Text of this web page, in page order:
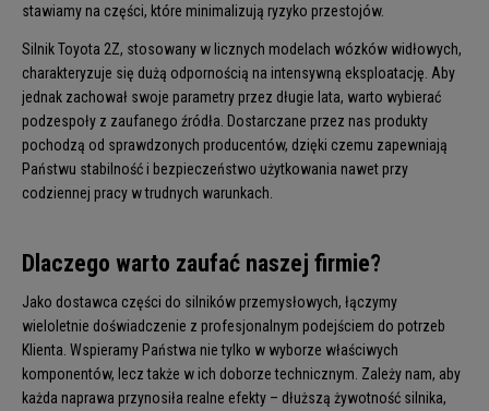
stawiamy na części, które minimalizują ryzyko przestojów.
Silnik Toyota 2Z, stosowany w licznych modelach wózków widłowych,
charakteryzuje się dużą odpornością na intensywną eksploatację. Aby
jednak zachował swoje parametry przez długie lata, warto wybierać
podzespoły z zaufanego źródła. Dostarczane przez nas produkty
pochodzą od sprawdzonych producentów, dzięki czemu zapewniają
Państwu stabilność i bezpieczeństwo użytkowania nawet przy
codziennej pracy w trudnych warunkach.
Dlaczego warto zaufać naszej firmie?
Jako dostawca części do silników przemysłowych, łączymy
wieloletnie doświadczenie z profesjonalnym podejściem do potrzeb
Klienta. Wspieramy Państwa nie tylko w wyborze właściwych
komponentów, lecz także w ich doborze technicznym. Zależy nam, aby
każda naprawa przynosiła realne efekty – dłuższą żywotność silnika,